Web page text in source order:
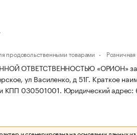
продовольственными товарами
ОТВЕТСТВЕННОСТЬЮ «ОРИОН»
ул Василенко, д 51Г. Краткое
КПП 030501001. Юридический адрес: